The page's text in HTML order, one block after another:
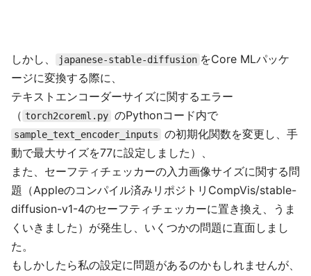
しかし、 japanese-stable-diffusion をCore MLパッケ
ージに変換する際に、
テキストエンコーダーサイズに関するエラー
（ torch2coreml.py のPythonコード内で
sample_text_encoder_inputs
の初期化関数を変更し、手
動で最大サイズを77に設定しました）、
また、セーフティチェッカーの入力画像サイズに関する問
題（Appleのコンパイル済みリポジトリCompVis/stable-
diffusion-v1-4のセーフティチェッカーに置き換え、うま
くいきました）が発生し、いくつかの問題に直面しまし
た。
もしかしたら私の設定に問題があるのかもしれませんが、